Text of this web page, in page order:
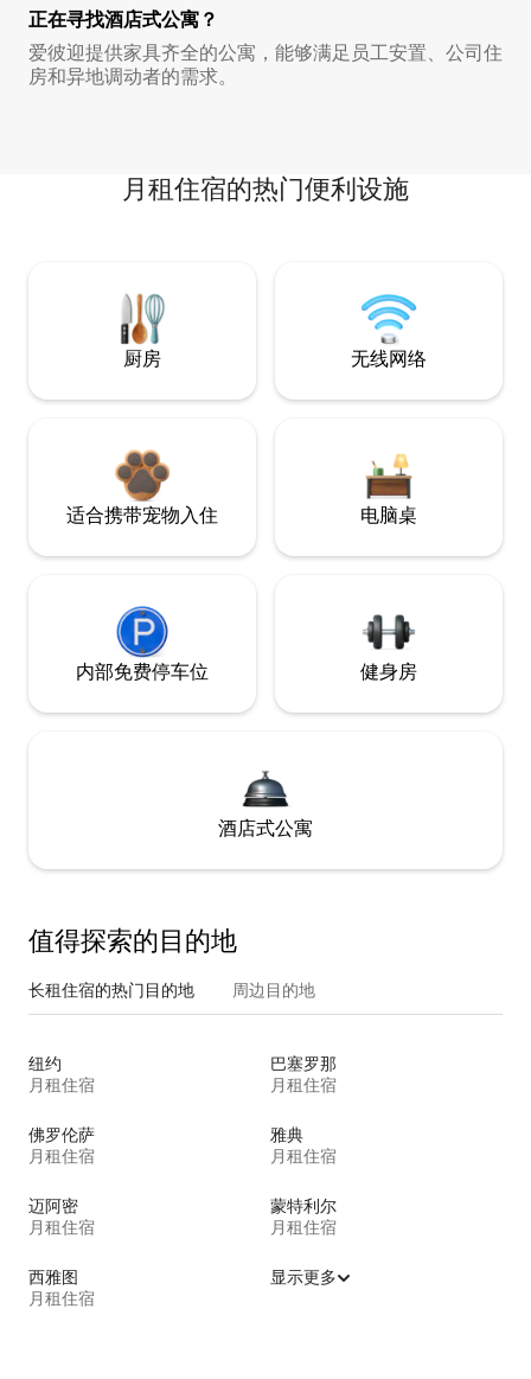
正在寻找酒店式公寓？
爱彼迎提供家具齐全的公寓，能够满足员工安置、公司住
房和异地调动者的需求。
月租住宿的热门便利设施
厨房 无线网络
适合携带宠物入住 电脑桌
内部免费停车位 健身房
酒店式公寓
值得探索的目的地
长租住宿的热门目的地 周边目的地
纽约
月租住宿
巴塞罗那
月租住宿
佛罗伦萨
月租住宿
雅典
月租住宿
迈阿密
月租住宿
蒙特利尔
月租住宿
西雅图
月租住宿
显示更多